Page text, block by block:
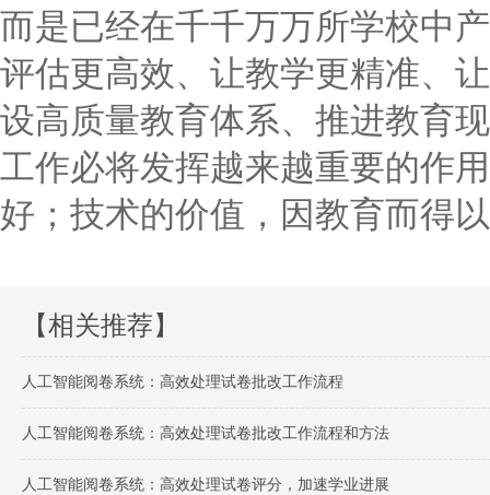
而是已经在千千万万所学校中
评估更高效、让教学更精准、
设高质量教育体系、推进教育
工作必将发挥越来越重要的作
好；技术的价值，因教育而得
【相关推荐】
人工智能阅卷系统：高效处理试卷批改工作流程
人工智能阅卷系统：高效处理试卷批改工作流程和方法
人工智能阅卷系统：高效处理试卷评分，加速学业进展